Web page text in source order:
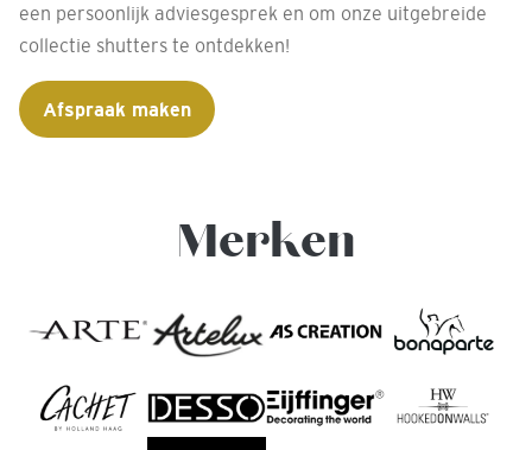
een persoonlijk adviesgesprek en om onze uitgebreide
collectie shutters te ontdekken!
Afspraak maken
Merken